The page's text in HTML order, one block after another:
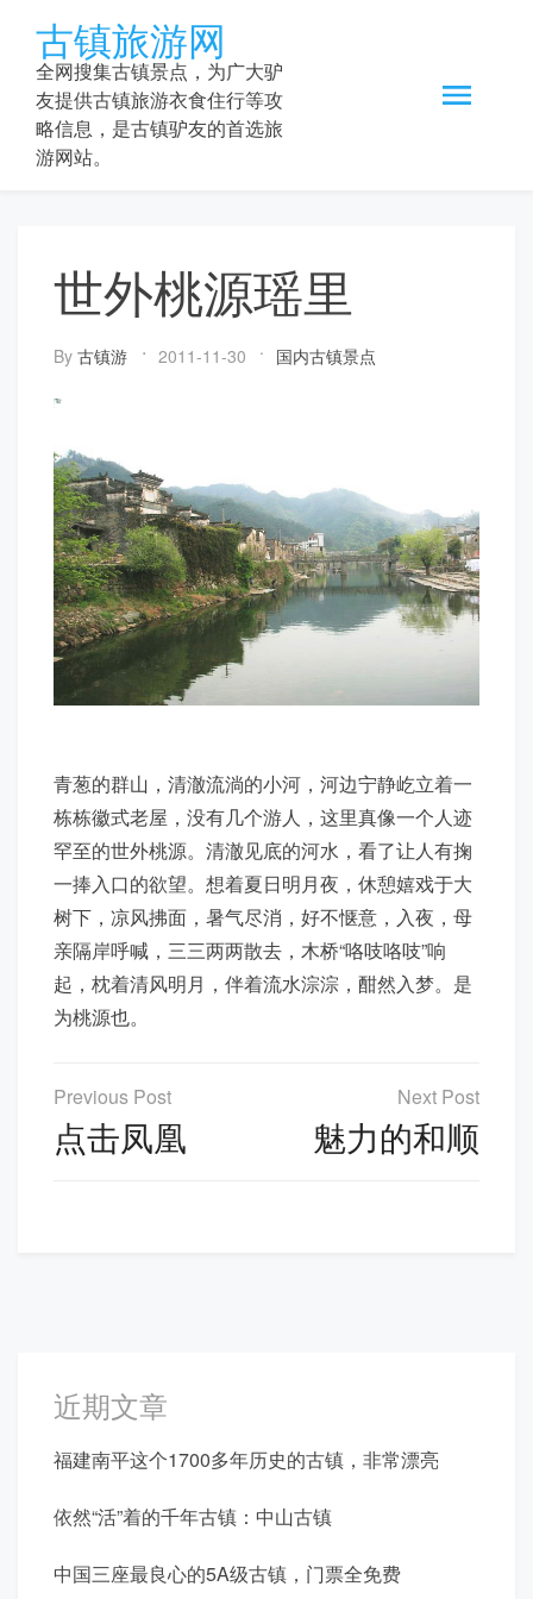
content
古镇旅游网
全网搜集古镇景点，为广大驴
友提供古镇旅游衣食住行等攻
略信息，是古镇驴友的首选旅
游网站。
世外桃源瑶里
By 古镇游 2011-11-30 国内古镇景点
青葱的群山，清澈流淌的小河，河边宁静屹立着一
栋栋徽式老屋，没有几个游人，这里真像一个人迹
罕至的世外桃源。清澈见底的河水，看了让人有掬
一捧入口的欲望。想着夏日明月夜，休憩嬉戏于大
树下，凉风拂面，暑气尽消，好不惬意，入夜，母
亲隔岸呼喊，三三两两散去，木桥“咯吱咯吱”响
起，枕着清风明月，伴着流水淙淙，酣然入梦。是
为桃源也。
文
章
导
点击凤凰 魅力的和顺
近期文章
福建南平这个1700多年历史的古镇，非常漂亮
依然“活”着的千年古镇：中山古镇
中国三座最良心的5A级古镇，门票全免费